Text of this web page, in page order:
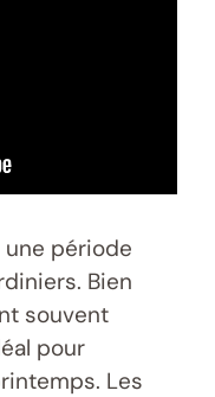
période
Bien
souvent
pour
Les